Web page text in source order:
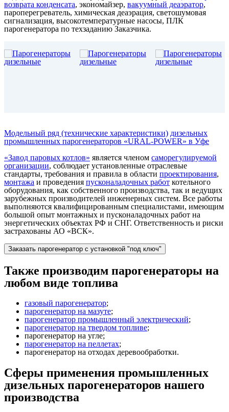
возврата конденсата, экономайзер, вакуумный деаэратор,
пароперегреватель, химическая деаэрация, светошумовая
сигнализация, высокотемпературные насосы, ПЛК
парогенератора по техзаданию Заказчика.
Модельный ряд (технические характеристики) дизельных
промышленных парогенераторов «URAL-POWER» в Уфе
«Завод паровых котлов» является членом саморегулируемой
организации, соблюдает установленные отраслевые
стандарты, требования и правила в области проектирования,
монтажа и проведения пусконаладочных работ котельного
оборудования, как собственного производства, так и ведущих
зарубежных производителей инженерных систем. Все работы
выполняются квалифицированным специалистами, имеющим
большой опыт монтажных и пусконаладочных работ на
энергетических объектах РФ и СНГ. Ответственность и риски
застрахованы АО «ВСК».
Заказать парогенератор с установкой "под ключ"
Также производим парогенераторы на
любом виде топлива
газовый парогенератор;
парогенератор на мазуте;
парогенератор промышленный электрический;
парогенератор на твердом топливе;
парогенератор на угле;
парогенератор на пеллетах;
парогенератор на отходах деревообработки.
Сферы применения промышленных
дизельных парогенераторов нашего
производства